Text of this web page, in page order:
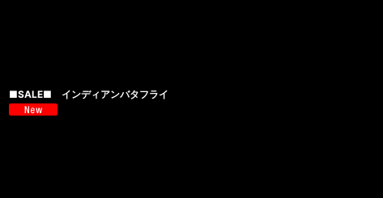
■SALE■ インディアンバタフライ